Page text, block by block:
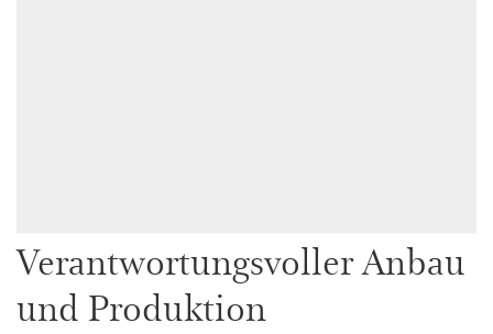
Verantwortungsvoller Anbau
und Produktion